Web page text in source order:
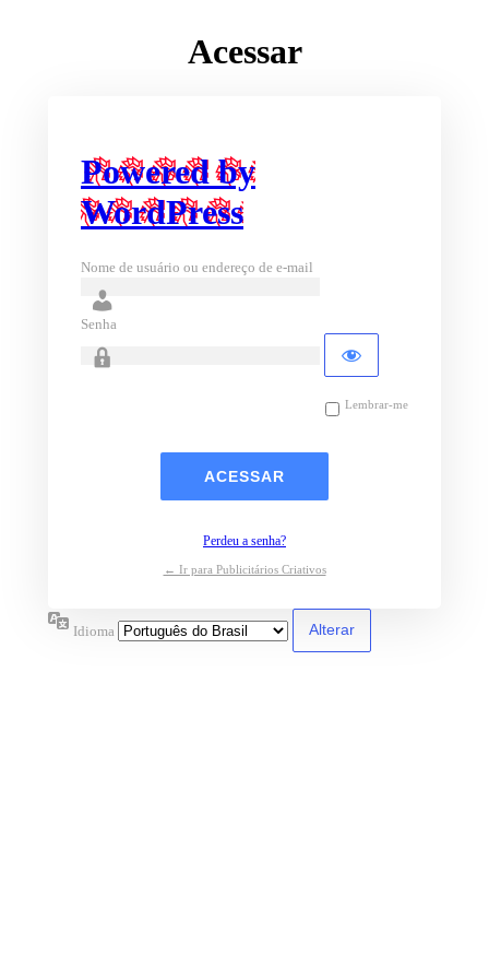
Acessar
Powered by
WordPress
Nome de usuário ou endereço de e-mail
Senha
Lembrar-me
Perdeu a senha?
← Ir para Publicitários Criativos
Idioma